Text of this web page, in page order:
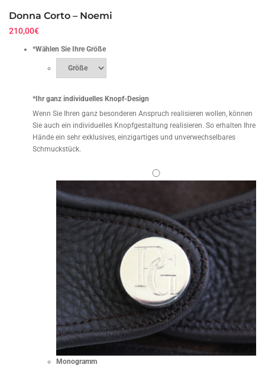
Donna Corto – Noemi
210,00€
*Wählen Sie Ihre Größe
* Ihr ganz individuelles Knopf-Design
Wenn Sie Ihren ganz besonderen Anspruch realisieren wollen, können
Sie auch ein individuelles Knopfgestaltung realisieren. So erhalten Ihre
Hände ein sehr exklusives, einzigartiges und unverwechselbares
Schmuckstück.
Monogramm